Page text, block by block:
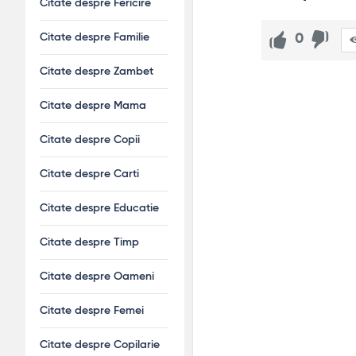
0
Citate despre Fericire
Citate despre Familie
Citate despre Zambet
Citate despre Mama
Citate despre Copii
Citate despre Carti
Citate despre Educatie
Citate despre Timp
Citate despre Oameni
Citate despre Femei
Citate despre Copilarie